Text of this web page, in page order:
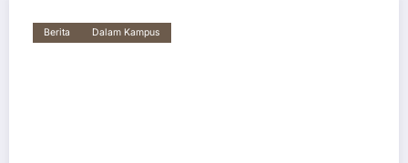
Berita Dalam Kampus